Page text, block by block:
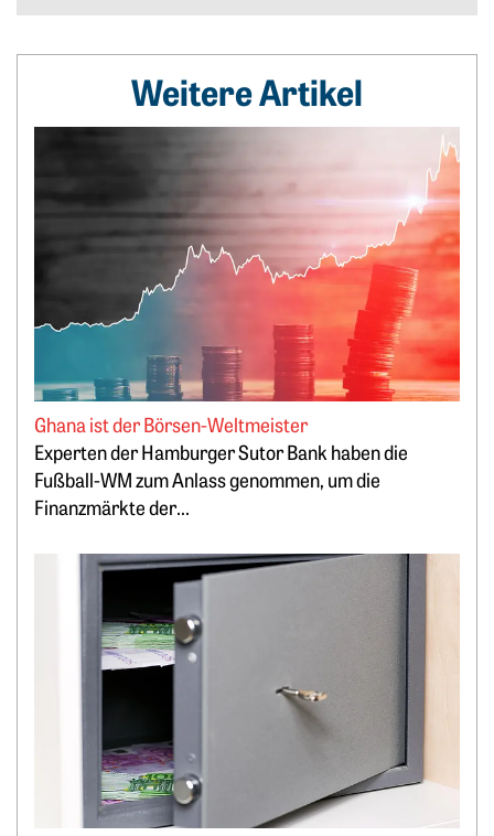
Weitere Artikel
Ghana ist der Börsen-Weltmeister
Experten der Hamburger Sutor Bank haben die
Fußball-WM zum Anlass genommen, um die
Finanzmärkte der...
Weiterlesen: Lukrativ Geld parken